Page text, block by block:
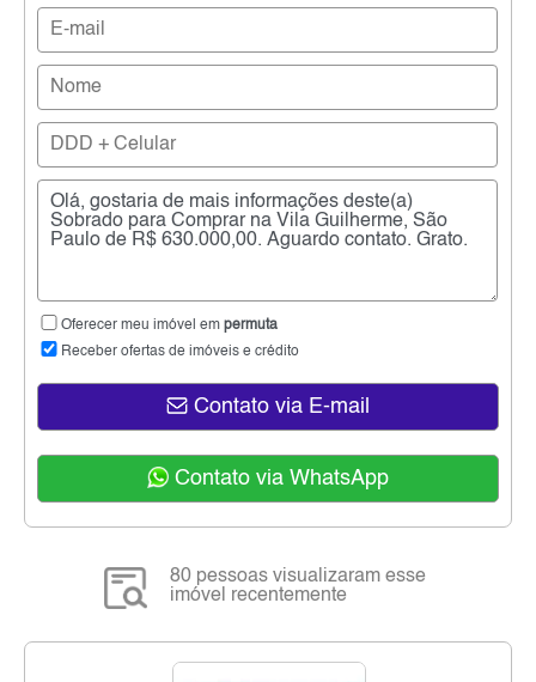
Oferecer meu imóvel em permuta
Receber ofertas de imóveis e crédito
Contato via E-mail
Contato via WhatsApp
80 pessoas visualizaram esse
imóvel recentemente